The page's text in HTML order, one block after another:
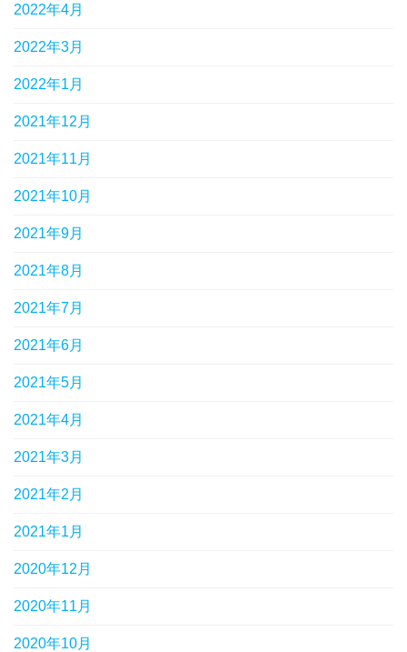
2022年4月
2022年3月
2022年1月
2021年12月
2021年11月
2021年10月
2021年9月
2021年8月
2021年7月
2021年6月
2021年5月
2021年4月
2021年3月
2021年2月
2021年1月
2020年12月
2020年11月
2020年10月